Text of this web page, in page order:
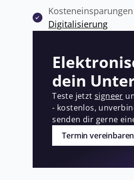
Digitalisierung
dein
Teste jetzt signeer
- kostenlos,
senden dir gerne
Termin vereinbaren